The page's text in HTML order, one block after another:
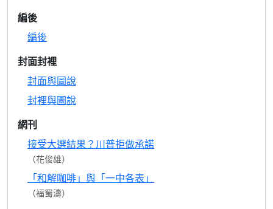
編後
編後
封面封裡
封面與圖說
封裡與圖說
網刊
接受大選結果？川普拒做承諾
（花俊雄）
「和解咖啡」與「一中各表」
（福蜀濤）